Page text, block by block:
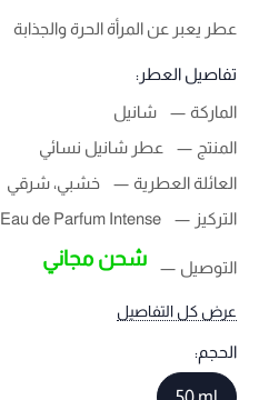
عطر يعبر عن المرأة الحرة والجذابة
تفاصيل العطر:
الماركة
شانيل
المنتج
عطر شانيل نسائي
العائلة العطرية
خشبي، شرقي
التركيز
Eau de Parfum Intense
التوصيل شحن مجاني
عرض كل التفاصيل
الحجم: